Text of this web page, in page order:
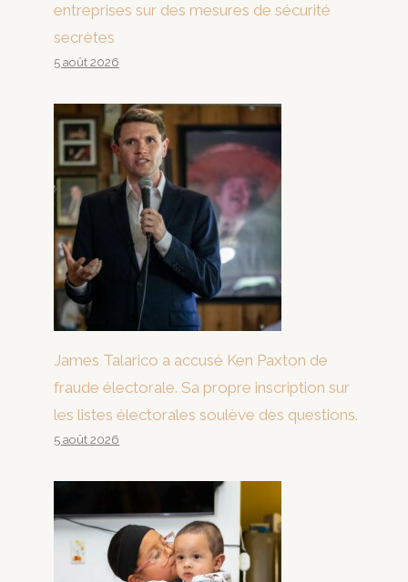
entreprises sur des mesures de sécurité
secrètes
5 août 2026
James Talarico a accusé Ken Paxton de
fraude électorale. Sa propre inscription sur
les listes électorales soulève des questions.
5 août 2026